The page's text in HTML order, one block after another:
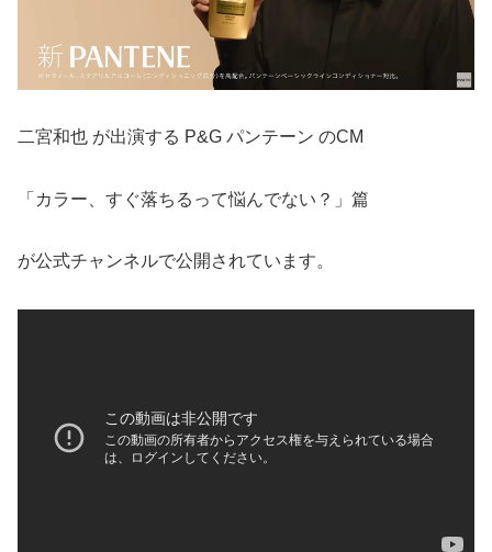
二宮和也 が出演する P&G パンテーン のCM
「カラー、すぐ落ちるって悩んでない？」篇
が公式チャンネルで公開されています。